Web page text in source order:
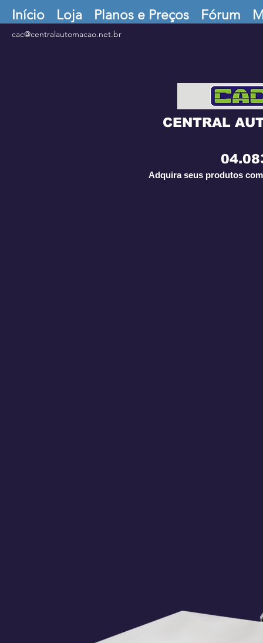
Início Loja Planos e Preços Fórum
cac@centralautomacao.net.br
CENTRAL
Adquira seus produtos